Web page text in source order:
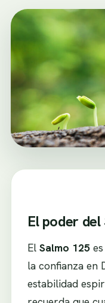
El poder
El Salmo 125es
la confianza en
estabilidad